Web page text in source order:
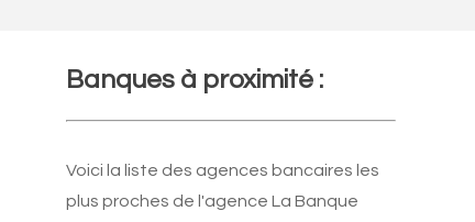
Banques à proximité :
Voici la liste des agences bancaires les
plus proches de l'agence La Banque